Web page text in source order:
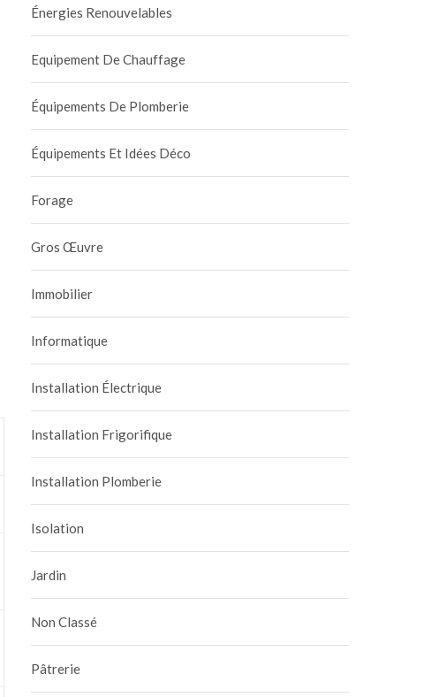
Énergies Renouvelables
Equipement De Chauffage
Équipements De Plomberie
Équipements Et Idées Déco
Forage
Gros Œuvre
Immobilier
Informatique
Installation Électrique
Installation Frigorifique
Installation Plomberie
Isolation
Jardin
Non Classé
Pâtrerie